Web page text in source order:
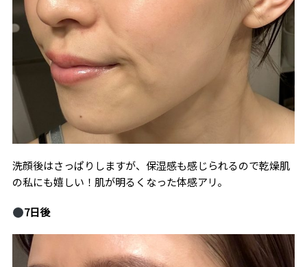
洗顔後はさっぱりしますが、保湿感も感じられるので乾燥肌
の私にも嬉しい！肌が明るくなった体感アリ。
7日後